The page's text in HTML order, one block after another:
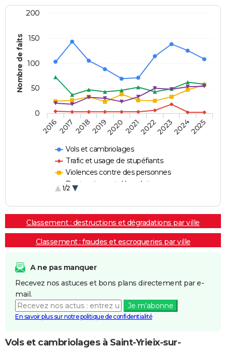
Nombre de faits
Vols et cambriolages
Trafic et usage de stupéfiants
Violences contre des personnes
Destructions et dégradations
1/2
2016201720182019202020212022202320242025
0
50
100
150
200
Classement : destructions et dégradations par ville
Classement : fraudes et escroqueries par ville
A ne pas manquer
Recevez nos astuces et bons plans directement par e-
mail.
Je m'abonne
En savoir plus sur notre politique de confidentialité
Vols et cambriolages à Saint-Yrieix-sur-